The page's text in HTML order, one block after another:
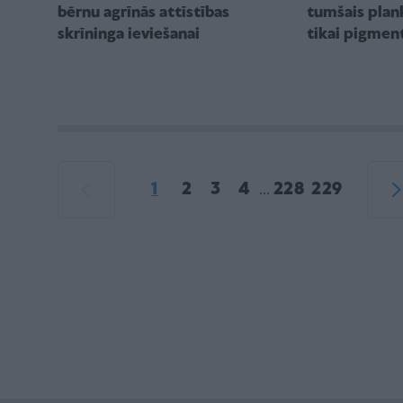
bērnu agrīnās attīstības
skrīninga ieviešanai
tumšais
tikai
1 2 3 4 ... 228 229